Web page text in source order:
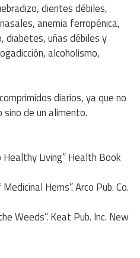
dientes débiles,
anemia ferropénica,
diabetes, uñas débiles y
alcoholismo,
diarios, ya que no
de un alimento.
Healthy Living” Health Book
Herns”. Arco Pub. Co.
Weeds”. Keat Pub. Inc. New